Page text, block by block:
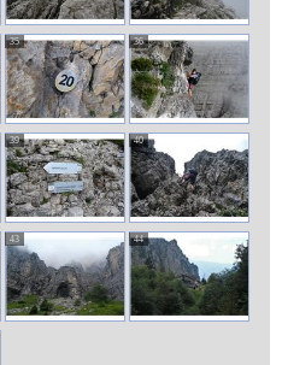
35 36
39 40
43 44